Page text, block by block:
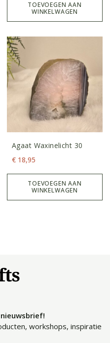
TOEVOEGEN AAN
WINKELWAGEN
Agaat Waxinelicht 30
€ 18,95
TOEVOEGEN AAN
WINKELWAGEN
workshops, inspiratie